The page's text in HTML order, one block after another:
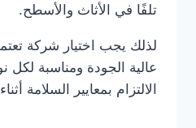
تلفًا في الأثاث والأسطح.
لذلك يجب اختيار شركة
عالية الجودة ومناسبة
الالتزام بمعايير السلامة